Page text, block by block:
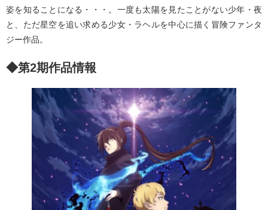
姿を知ることになる・・・。⼀度も太陽を⾒たことがない少年・夜
と、ただ星空を追い求める少⼥・ラヘルを中⼼に描く冒険ファンタ
ジー作品。
◆第2期作品情報